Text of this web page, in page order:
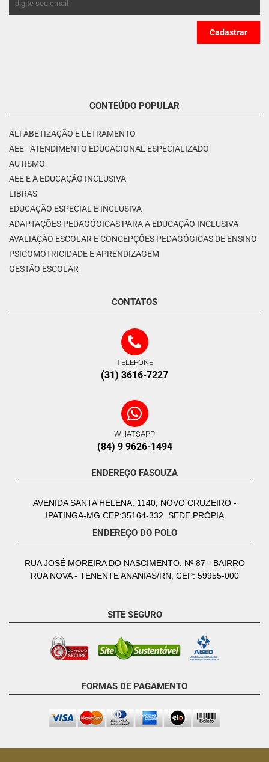
CONTEÚDO POPULAR
ALFABETIZAÇÃO E LETRAMENTO
AEE - ATENDIMENTO EDUCACIONAL ESPECIALIZADO
AUTISMO
AEE E A EDUCAÇÃO INCLUSIVA
LIBRAS
EDUCAÇÃO ESPECIAL E INCLUSIVA
ADAPTAÇÕES PEDAGÓGICAS PARA A EDUCAÇÃO INCLUSIVA
AVALIAÇÃO ESCOLAR E CONCEPÇÕES PEDAGÓGICAS DE ENSINO
PSICOMOTRICIDADE E APRENDIZAGEM
GESTÃO ESCOLAR
CONTATOS
TELEFONE
(31) 3616-7227
WHATSAPP
(84) 9 9626-1494
ENDEREÇO FASOUZA
AVENIDA SANTA HELENA, 1140, NOVO CRUZEIRO -
IPATINGA-MG CEP:35164-332. SEDE PRÓPIA
ENDEREÇO DO POLO
RUA JOSÉ MOREIRA DO NASCIMENTO, Nº 87 - BAIRRO
RUA NOVA - TENENTE ANANIAS/RN, CEP: 59955-000
SITE SEGURO
FORMAS DE PAGAMENTO